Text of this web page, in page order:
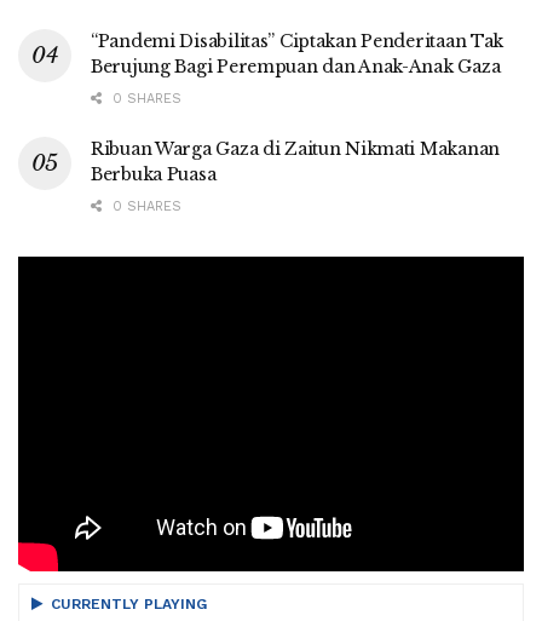
“Pandemi Disabilitas” Ciptakan Penderitaan Tak
Berujung Bagi Perempuan dan Anak-Anak Gaza
0 SHARES
Ribuan Warga Gaza di Zaitun Nikmati Makanan
Berbuka Puasa
0 SHARES
CURRENTLY PLAYING